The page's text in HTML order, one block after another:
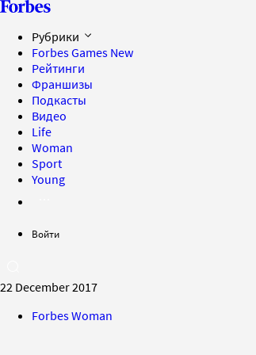
Рубрики
Forbes Games New
Рейтинги
Франшизы
Подкасты
Видео
Life
Woman
Sport
Young
Войти
22 December 2017
Forbes Woman